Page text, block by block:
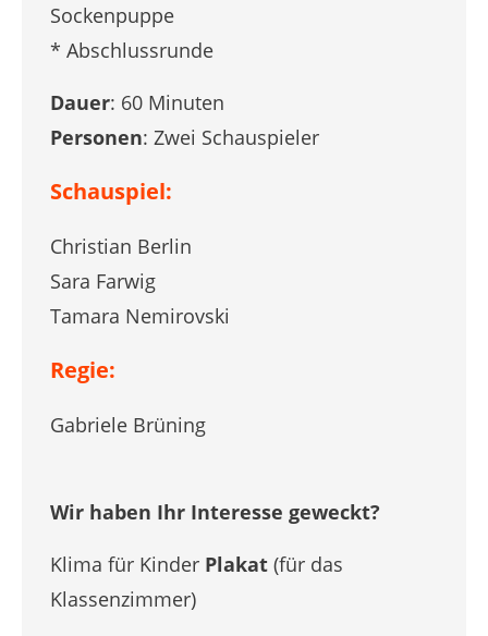
Sockenpuppe
* Abschlussrunde
Dauer: 60 Minuten
Personen: Zwei Schauspieler
Schauspiel:
Christian Berlin
Sara Farwig
Tamara Nemirovski
Regie:
Gabriele Brüning
Wir haben Ihr Interesse geweckt?
Klima für Kinder Plakat (für das
Klassenzimmer)